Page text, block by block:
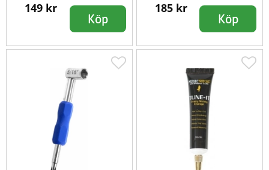
149 kr
Köp
185 kr
Köp